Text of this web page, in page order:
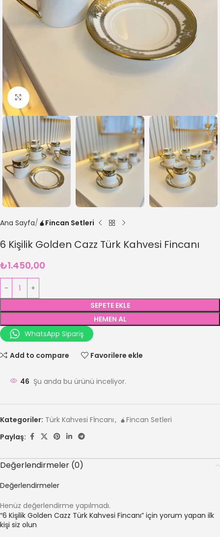
Büyütmek için tıklayın
Ana Sayfa 🧉Fincan Setleri
6 Kişilik Golden Cazz Türk Kahvesi Fincanı
₺1.450,00
SEPETE EKLE
HEMEN AL
WhatsApp Sipariş
Add to compare Favorilere ekle
46 Şu anda bu ürünü inceliyor.
Kategoriler: Türk Kahvesi Fİncanı, 🧉Fincan Setleri
Paylaş:
Değerlendirmeler (0)
Değerlendirmeler
Henüz değerlendirme yapılmadı.
“6 Kişilik Golden Cazz Türk Kahvesi Fincanı” için yorum yapan ilk
kişi siz olun